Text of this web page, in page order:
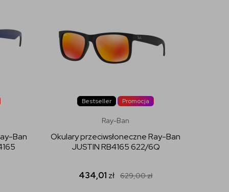
Ban
Bestseller Promocja
Ray-Ban
Okulary przeciwsłoneczne Ray-Ban
JUSTIN RB4165 622/6Q
434,01 zł 629,00zł